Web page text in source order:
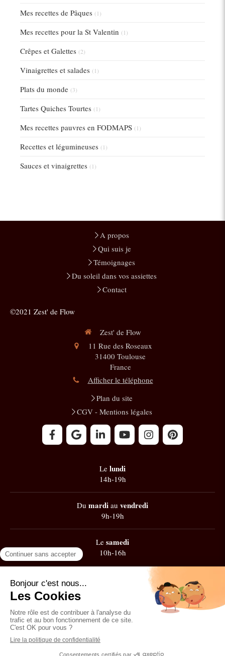
Mes recettes de Pâques (1)
Mes recettes pour la St Valentin (1)
Crêpes et Galettes (2)
Vinaigrettes et salades (1)
Plats du monde (3)
Tartes Quiches Tourtes (1)
Mes recettes pauvres en FODMAPS (1)
Recettes et légumineuses (1)
Sauces et vinaigrettes (1)
A propos
Qui suis je
Témoignages
Du soleil dans vos assiettes
Contact
©2021 Zest' de Flow
Zest' de Flow
11 Rue des Roseaux
31400 Toulouse
France
Afficher le téléphone
Plan du site
CGV - Mentions légales
Le lundi
14h-19h
Du mardi au vendredi
9h-19h
Le samedi
10h-16h
Google
101 avis
Contacter Zest' de Flow